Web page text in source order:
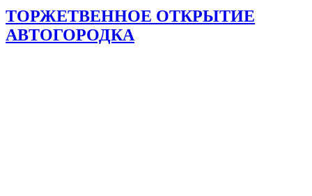
ТОРЖЕТВЕННОЕ ОТКРЫТИЕ
АВТОГОРОДКА